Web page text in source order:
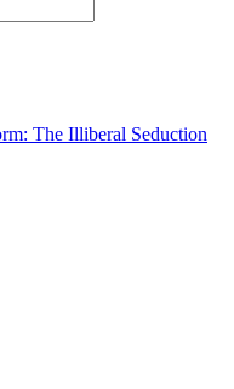
The Illiberal Seduction